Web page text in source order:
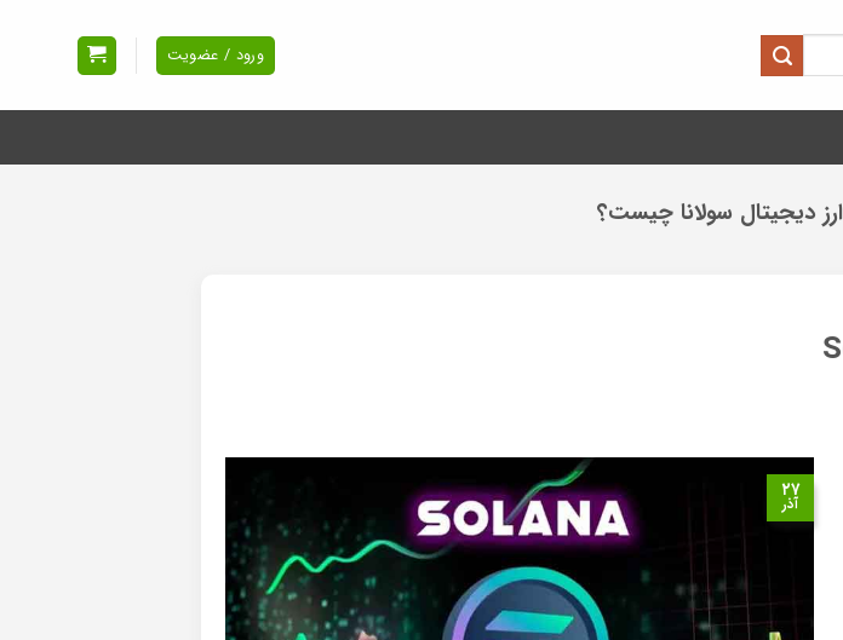
ورود / عضویت
ارز دیجیتال سولانا چیست؟
۲۷
آذر